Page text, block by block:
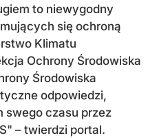
to niewygodny
się ochroną
Klimatu
Ochrony Środowiska
Środowiska
odpowiedzi,
swego czasu przez
– twierdzi portal.